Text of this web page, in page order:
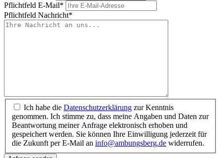
Pflichtfeld E-Mail*
Pflichtfeld Nachricht*
Ich habe die Datenschutzerklärung zur Kenntnis
genommen. Ich stimme zu, dass meine Angaben und Daten zur
Beantwortung meiner Anfrage elektronisch erhoben und
gespeichert werden. Sie können Ihre Einwilligung jederzeit für
die Zukunft per E-Mail an info@ambungsberg.de widerrufen.